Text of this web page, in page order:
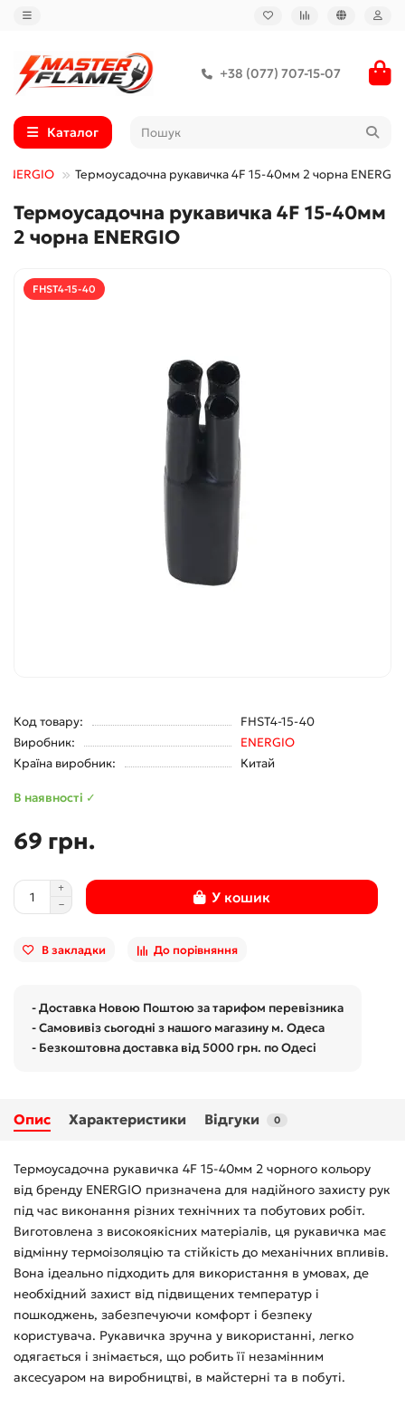
+38 (077) 707-15-07
Каталог
Термоусадочна рукавичка 4F 15-40мм 2 чорна ENERGIO
Термоусадочна рукавичка 4F 15-40мм
2 чорна ENERGIO
FHST4-15-40
Код товару:
FHST4-15-40
Виробник:
ENERGIO
Країна виробник:
Китай
В наявності ✓
69 грн.
У кошик
В закладки До порівняння
- Доставка Новою Поштою за тарифом перевізника
- Самовивіз сьогодні з нашого магазину м. Одеса
- Безкоштовна доставка від 5000 грн. по Одесі
Опис Характеристики Відгуки 0
Термоусадочна рукавичка 4F 15-40мм 2 чорного кольору
від бренду ENERGIO призначена для надійного захисту рук
під час виконання різних технічних та побутових робіт.
Виготовлена з високоякісних матеріалів, ця рукавичка має
відмінну термоізоляцію та стійкість до механічних впливів.
Вона ідеально підходить для використання в умовах, де
необхідний захист від підвищених температур і
пошкоджень, забезпечуючи комфорт і безпеку
користувача. Рукавичка зручна у використанні, легко
одягається і знімається, що робить її незамінним
аксесуаром на виробництві, в майстерні та в побуті.